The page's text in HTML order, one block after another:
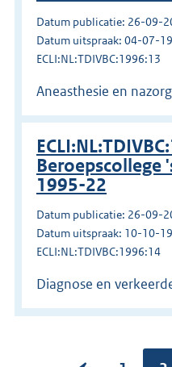
Datum publicatie: 26-09-
Datum uitspraak: 04-07-
ECLI:NL:TDIVBC:1996:13
Aneasthesie en
Beroepscollege
1995-22
Datum publicatie: 26-09-
Datum uitspraak: 10-10-
ECLI:NL:TDIVBC:1996:14
Diagnose en